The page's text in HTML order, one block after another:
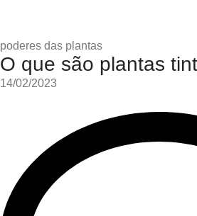
poderes das plantas
O que são plantas
14/02/2023